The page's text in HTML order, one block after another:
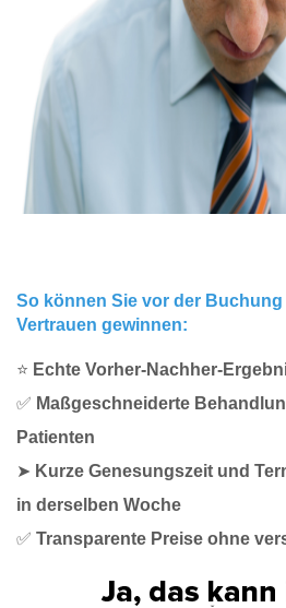
So können Sie vor der
Vertrauen gewinnen:
⭐ Echte Vorher-Nachher-
✅ Maßgeschneiderte
Patienten
➤ Kurze Genesungszeit und
in derselben Woche
✅ Transparente Preise ohne